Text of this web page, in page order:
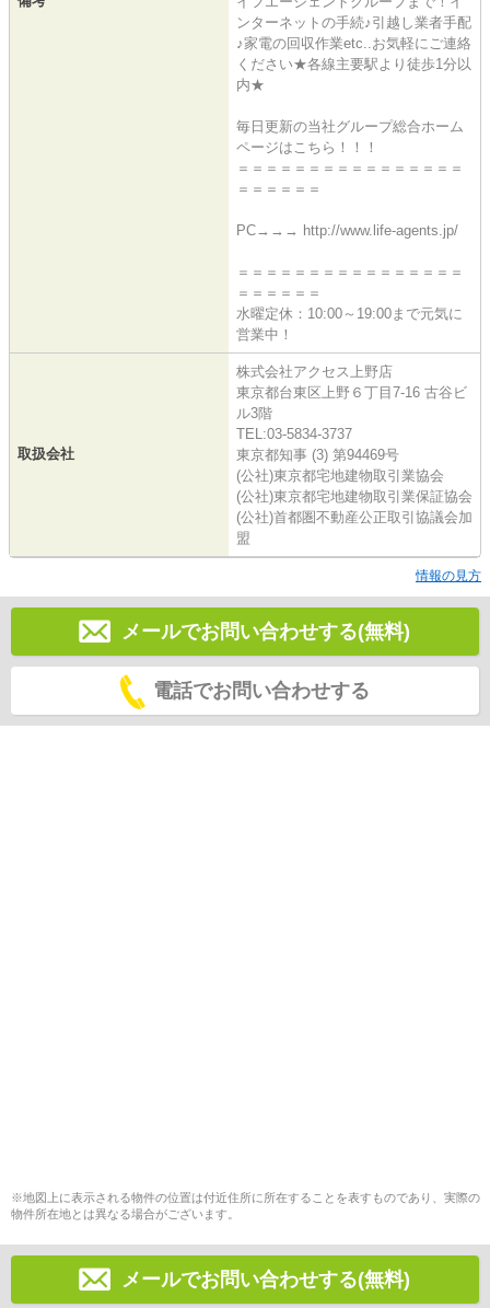
ンターネットの手続♪引越し業者手配
♪家電の回収作業etc..お気軽にご連絡
ください★各線主要駅より徒歩1分以
内★
毎日更新の当社グループ総合ホーム
ページはこちら！！！
＝＝＝＝＝＝＝＝＝＝＝＝＝＝＝＝
＝＝＝＝＝＝
PC→→→ http://www.life-agents.jp/
＝＝＝＝＝＝＝＝＝＝＝＝＝＝＝＝
＝＝＝＝＝＝
水曜定休：10:00～19:00まで元気に
営業中！
取扱会社
株式会社アクセス上野店
東京都台東区上野６丁目7-16 古谷ビ
ル3階
TEL:03-5834-3737
東京都知事 (3) 第94469号
(公社)東京都宅地建物取引業協会
(公社)東京都宅地建物取引業保証協会
(公社)首都圏不動産公正取引協議会加
盟
情報の見方
メールでお問い合わせする(無料)
電話でお問い合わせする
※地図上に表示される物件の位置は付近住所に所在することを表すものであり、実際の
物件所在地とは異なる場合がございます。
メールでお問い合わせする(無料)